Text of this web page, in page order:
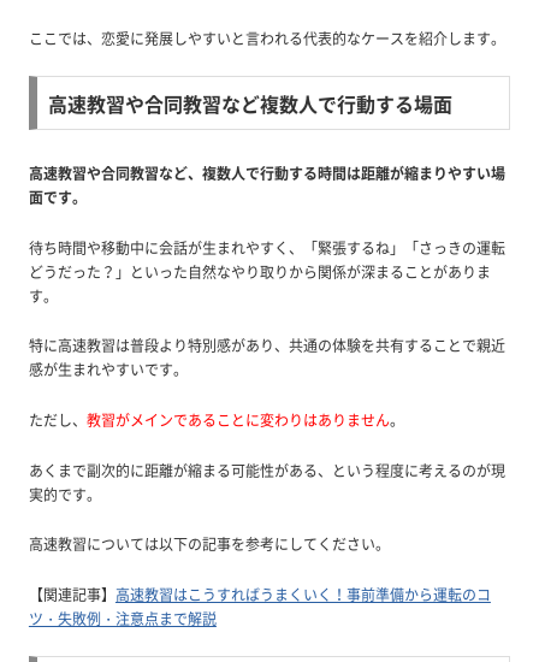
ここでは、恋愛に発展しやすいと言われる代表的なケースを紹介します。
高速教習や合同教習など複数人で行動する場面
高速教習や合同教習など、複数人で行動する時間は距離が縮まりやすい場
面です。
待ち時間や移動中に会話が生まれやすく、「緊張するね」「さっきの運転
どうだった？」といった自然なやり取りから関係が深まることがありま
す。
特に高速教習は普段より特別感があり、共通の体験を共有することで親近
感が生まれやすいです。
ただし、 教習がメインであることに変わりはありません。
あくまで副次的に距離が縮まる可能性がある、という程度に考えるのが現
実的です。
高速教習については以下の記事を参考にしてください。
【関連記事】 高速教習はこうすればうまくいく！事前準備から運転のコ
ツ・失敗例・注意点まで解説